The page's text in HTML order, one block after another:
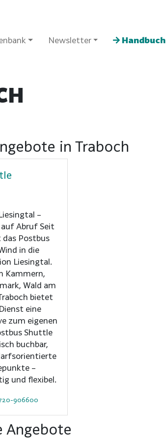
Newsletter Handbuch
in Traboch
–
Abruf Seit
das Postbus
in die
Liesingtal.
Kammern,
Wald am
bietet
eine
zum eigenen
Shuttle
buchbar,
–
und flexibel.
906600
Angebote